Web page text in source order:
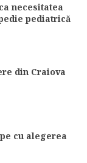
necesitatea
pediatrică
din Craiova
cu alegerea